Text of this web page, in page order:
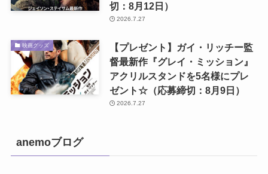
切：8月12日）
2026.7.27
映画グッズ
【プレゼント】ガイ・リッチー監
督最新作『グレイ・ミッション』
アクリルスタンドを5名様にプレ
ゼント☆（応募締切：8月9日）
2026.7.27
anemoブログ